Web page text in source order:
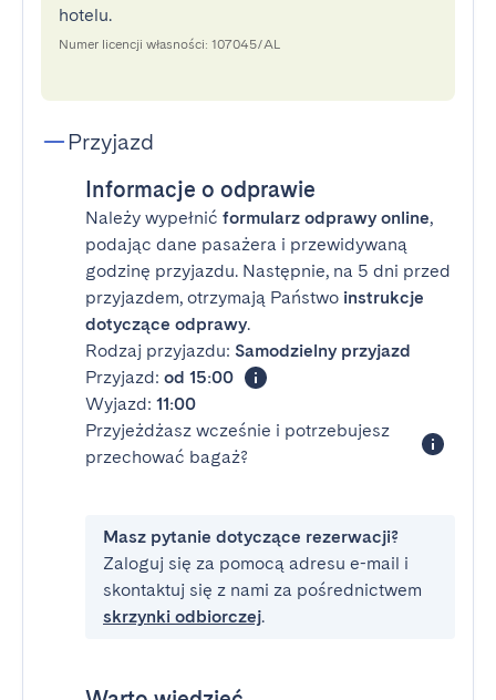
hotelu.
Numer licencji własności: 107045/AL
Przyjazd
Informacje o odprawie
Należy wypełnić formularz odprawy online,
podając dane pasażera i przewidywaną
godzinę przyjazdu. Następnie, na 5 dni przed
przyjazdem, otrzymają Państwo instrukcje
dotyczące odprawy.
Rodzaj przyjazdu: Samodzielny przyjazd
Przyjazd: od 15:00
Wyjazd: 11:00
Przyjeżdżasz wcześnie i potrzebujesz
przechować bagaż?
Masz pytanie dotyczące rezerwacji?
Zaloguj się za pomocą adresu e-mail i
skontaktuj się z nami za pośrednictwem
skrzynki odbiorczej.